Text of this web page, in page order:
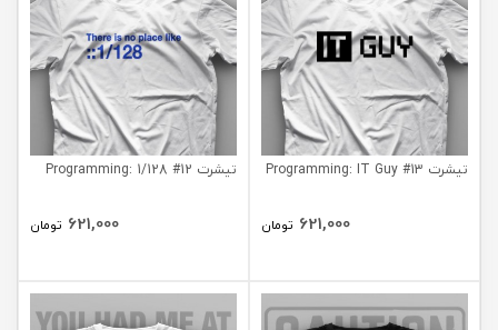
تیشرت Programming: IT Guy #13
621,000 تومان
تیشرت Programming: 1/128 #12
621,000 تومان